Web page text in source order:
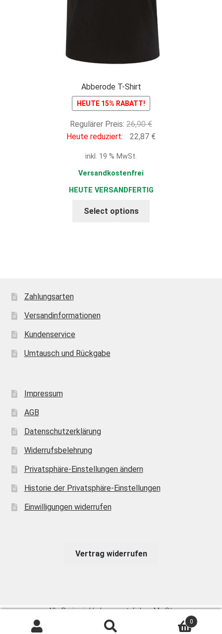
Abberode T-Shirt
HEUTE 15% RABATT!
Regulärer Preis: 26,90€Ursprünglicher
Preis
Heute reduziert: 22,87 €Aktueller
inkl. 19 % MwSt.
Versandkostenfrei
HEUTE VERSANDFERTIG
Select options
Zahlungsarten
Versandinformationen
Kundenservice
Umtausch und Rückgabe
Impressum
AGB
Datenschutzerklärung
Widerrufsbelehrung
Privatsphäre-Einstellungen ändern
Historie der Privatsphäre-Einstellungen
Einwilligungen widerrufen
Vertrag widerrufen
Suchen
0
Alle Preise inkl. der gesetzlichen MwSt.